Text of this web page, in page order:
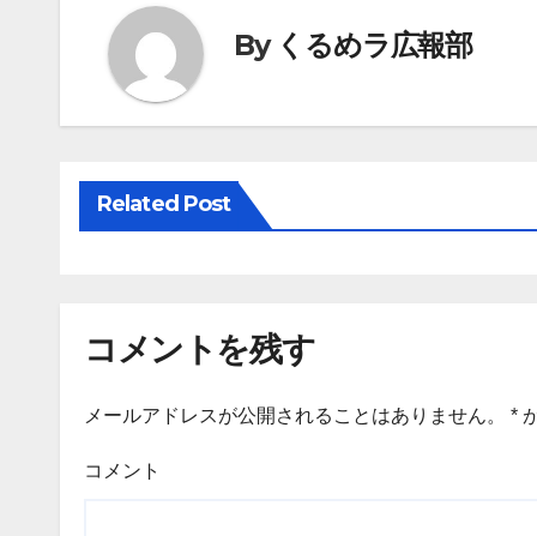
ビ
ゲ
ー
シ
ョ
By くるめラ広報部
Related Post
コメントを残す
メールアドレスが公開されることはありません。 *
コメント